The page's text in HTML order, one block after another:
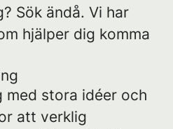
Sök ändå. Vi har
hjälper dig komma
stora idéer och
att verklig